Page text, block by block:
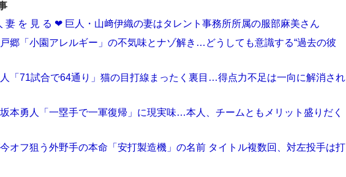
妻 を 見 る ❤ 巨人・山﨑伊織の妻はタレント事務所所属の服部麻美さん
郷「小園アレルギー」の不気味とナゾ解き…どうしても意識する“過去の彼
「71試合で64通り」猫の目打線まったく裏目…得点力不足は一向に解消され
本勇人「一塁手で一軍復帰」に現実味…本人、チームともメリット盛りだく
オフ狙う外野手の本命「安打製造機」の名前 タイトル複数回、対左投手は打